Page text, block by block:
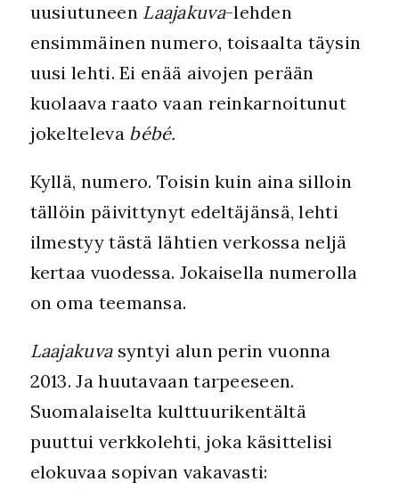
uusiutuneen Laajakuva-lehden
ensimmäinen numero, toisaalta täysin
uusi lehti. Ei enää aivojen perään
kuolaava raato vaan reinkarnoitunut
jokelteleva bébé.
Kyllä, numero. Toisin kuin aina silloin
tällöin päivittynyt edeltäjänsä, lehti
ilmestyy tästä lähtien verkossa neljä
kertaa vuodessa. Jokaisella numerolla
on oma teemansa.
Laajakuvasyntyi alun perin vuonna
2013. Ja huutavaan tarpeeseen.
Suomalaiselta kulttuurikentältä
puuttui verkkolehti, joka käsittelisi
elokuvaa sopivan vakavasti: